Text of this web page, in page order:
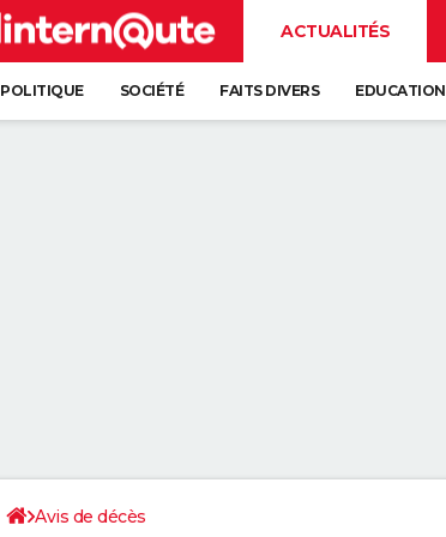
ACTUALITÉS
POLITIQUE SOCIÉTÉ FAITS DIVERS EDUCATION
Avis de décès